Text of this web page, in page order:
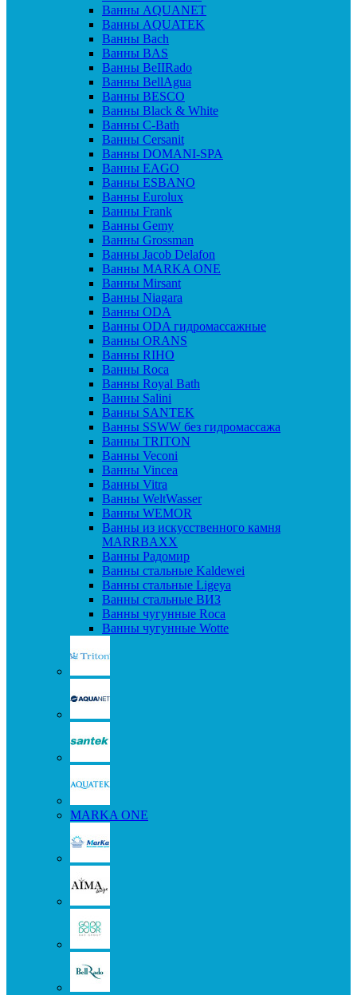
Ванны AQUANET
Ванны AQUATEK
Ванны Bach
Ванны BAS
Ванны BeIIRado
Ванны BellAgua
Ванны BESCO
Ванны Black & White
Ванны C-Bath
Ванны Cersanit
Ванны DOMANI-SPA
Ванны EAGO
Ванны ESBANO
Ванны Eurolux
Ванны Frank
Ванны Gemy
Ванны Grossman
Ванны Jacob Delafon
Ванны MARKA ONE
Ванны Mirsant
Ванны Niagara
Ванны ODA
Ванны ODA гидромассажные
Ванны ORANS
Ванны RIHO
Ванны Roca
Ванны Royal Bath
Ванны Salini
Ванны SANTEK
Ванны SSWW без гидромассажа
Ванны TRITON
Ванны Veconi
Ванны Vincea
Ванны Vitra
Ванны WeltWasser
Ванны WEMOR
Ванны из искусственного камня
MARRBAXX
Ванны Радомир
Ванны стальные Kaldewei
Ванны стальные Ligeya
Ванны стальные ВИЗ
Ванны чугунные Roca
Ванны чугунные Wotte
MARKA ONE